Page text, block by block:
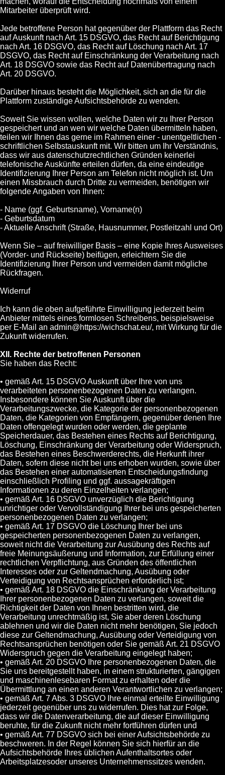
Mitarbeiter überprüft wird.
Jede betroffene Person hat gegenüber der Plattform das Recht
auf Auskunft nach Art. 15 DSGVO, das Recht auf Berichtigung
nach Art. 16 DSGVO, das Recht auf Löschung nach Art. 17
DSGVO, das Recht auf Einschränkung der Verarbeitung nach
Art. 18 DSGVO sowie das Recht auf Datenübertragung nach
Art. 20 DSGVO.
Darüber hinaus besteht die Möglichkeit, sich an die für die
Plattform zuständige Aufsichtsbehörde zu wenden.
Soweit Sie wissen wollen, welche Daten wir zu Ihrer Person
gespeichert und an wen wir welche Daten übermitteln haben,
teilen wir Ihnen das gerne im Rahmen einer - unentgeltlichen -
schriftlichen Selbstauskunft mit. Wir bitten um Ihr Verständnis,
dass wir aus datenschutzrechtlichen Gründen keinerlei
telefonische Auskünfte erteilen dürfen, da eine eindeutige
Identifizierung Ihrer Person am Telefon nicht möglich ist. Um
einen Missbrauch durch Dritte zu vermeiden, benötigen wir
folgende Angaben von Ihnen:
- Name (ggf. Geburtsname), Vorname(n)
- Geburtsdatum
- Aktuelle Anschrift (Straße, Hausnummer, Postleitzahl und Ort)
Wenn Sie – auf freiwilliger Basis – eine Kopie Ihres Ausweises
(Vorder- und Rückseite) beifügen, erleichtern Sie die
Identifizierung Ihrer Person und vermeiden damit mögliche
Rückfragen.
Widerruf
Ich kann die oben aufgeführte Einwilligung jederzeit beim
Anbieter mittels eines formlosen Schreibens, beispielsweise
per E-Mail an admin@https://wichschat.eu/, mit Wirkung für die
Zukunft widerrufen.
XII. Rechte der betroffenen Personen
Sie haben das Recht:
• gemäß Art. 15 DSGVO Auskunft über Ihre von uns
verarbeiteten personenbezogenen Daten zu verlangen.
Insbesondere können Sie Auskunft über die
Verarbeitungszwecke, die Kategorie der personenbezogenen
Daten, die Kategorien von Empfängern, gegenüber denen Ihre
Daten offengelegt wurden oder werden, die geplante
Speicherdauer, das Bestehen eines Rechts auf Berichtigung,
Löschung, Einschränkung der Verarbeitung oder Widerspruch,
das Bestehen eines Beschwerderechts, die Herkunft ihrer
Daten, sofern diese nicht bei uns erhoben wurden, sowie über
das Bestehen einer automatisierten Entscheidungsfindung
einschließlich Profiling und ggf. aussagekräftigen
Informationen zu deren Einzelheiten verlangen;
• gemäß Art. 16 DSGVO unverzüglich die Berichtigung
unrichtiger oder Vervollständigung Ihrer bei uns gespeicherten
personenbezogenen Daten zu verlangen;
• gemäß Art. 17 DSGVO die Löschung Ihrer bei uns
gespeicherten personenbezogenen Daten zu verlangen,
soweit nicht die Verarbeitung zur Ausübung des Rechts auf
freie Meinungsäußerung und Information, zur Erfüllung einer
rechtlichen Verpflichtung, aus Gründen des öffentlichen
Interesses oder zur Geltendmachung, Ausübung oder
Verteidigung von Rechtsansprüchen erforderlich ist;
• gemäß Art. 18 DSGVO die Einschränkung der Verarbeitung
Ihrer personenbezogenen Daten zu verlangen, soweit die
Richtigkeit der Daten von Ihnen bestritten wird, die
Verarbeitung unrechtmäßig ist, Sie aber deren Löschung
ablehnen und wir die Daten nicht mehr benötigen, Sie jedoch
diese zur Geltendmachung, Ausübung oder Verteidigung von
Rechtsansprüchen benötigen oder Sie gemäß Art. 21 DSGVO
Widerspruch gegen die Verarbeitung eingelegt haben;
• gemäß Art. 20 DSGVO Ihre personenbezogenen Daten, die
Sie uns bereitgestellt haben, in einem strukturierten, gängigen
und maschinenlesebaren Format zu erhalten oder die
Übermittlung an einen anderen Verantwortlichen zu verlangen;
• gemäß Art. 7 Abs. 3 DSGVO Ihre einmal erteilte Einwilligung
jederzeit gegenüber uns zu widerrufen. Dies hat zur Folge,
dass wir die Datenverarbeitung, die auf dieser Einwilligung
beruhte, für die Zukunft nicht mehr fortführen dürfen und
• gemäß Art. 77 DSGVO sich bei einer Aufsichtsbehörde zu
beschweren. In der Regel können Sie sich hierfür an die
Aufsichtsbehörde Ihres üblichen Aufenthaltsortes oder
Arbeitsplatzesoder unseres Unternehmenssitzes wenden.